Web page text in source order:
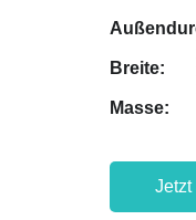
Breite:
Masse:
Jetzt